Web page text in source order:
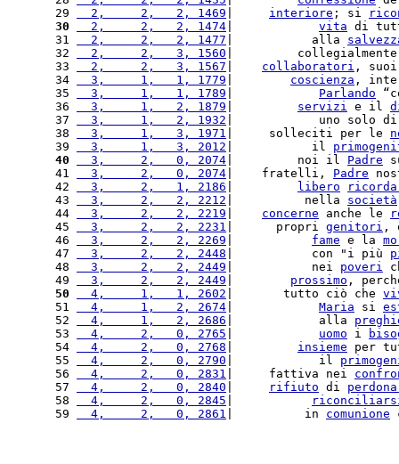
29
  2,     2,   2, 1469
interiore ; si
30
  2,     2,   2, 1474
vita di
31
  2,     2,   2, 1477
|           alla
32
  2,     2,   3, 1560
|
33
  2,     2,   3, 1567
collaboratori ,
34
  3,     1,   1, 1779
coscienza ,
35
  3,     1,   1, 1789
Parlando
36
  3,     1,   2, 1879
servizi e il
37
  3,     1,   2, 1932
|            uno solo di
38
  3,     1,   3, 1971
|     solleciti per le
39
  3,     1,   3, 2012
|           il
40
  3,     2,   0, 2074
|         noi il Padre
41
  3,     2,   0, 2074
|    fratelli, Padre
42
  3,     2,   1, 2186
libero
43
  3,     2,   2, 2212
|          nella società
44
  3,     2,   2, 2219
concerne anche le
45
  3,     2,   2, 2231
|      propri genitori ,
46
  3,     2,   2, 2269
fame e la
47
  3,     2,   2, 2448
|           con "i più
48
  3,     2,   2, 2449
|           nei poveri
49
  3,     2,   2, 2449
prossimo ,
50
  4,     1,   1, 2602
|       tutto ciò che
51
  4,     1,   2, 2674
Maria si
52
  4,     1,   2, 2686
|            alla
53
  4,     2,   0, 2765
uomo i
54
  4,     2,   0, 2768
insieme per
55
  4,     2,   0, 2790
|            il
56
  4,     2,   0, 2831
|     fattiva nei
57
  4,     2,   0, 2840
rifiuto di
58
  4,     2,   0, 2845
59
  4,     2,   0, 2861
|          in comunione